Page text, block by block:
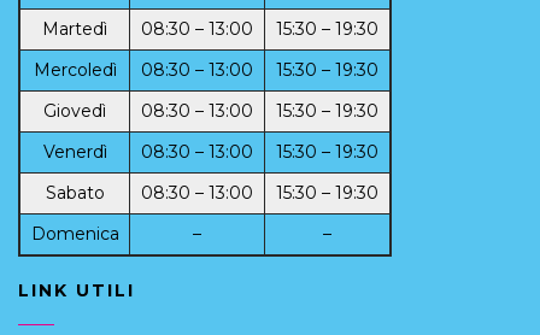
Martedì
08:30 – 13:00
15:30 – 19:30
Mercoledì
08:30 – 13:00
15:30 – 19:30
Giovedì
08:30 – 13:00
15:30 – 19:30
Venerdì
08:30 – 13:00
15:30 – 19:30
Sabato
08:30 – 13:00
15:30 – 19:30
Domenica
– –
LINK UTILI